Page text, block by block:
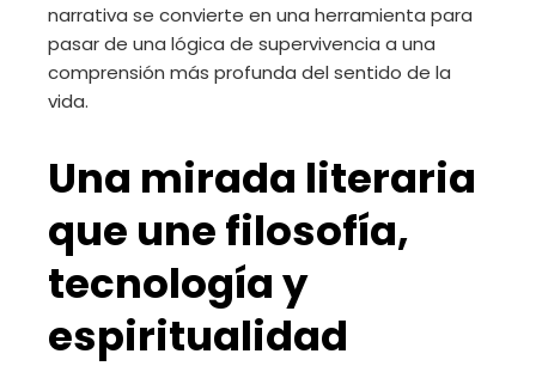
narrativa se convierte en una herramienta para
pasar de una lógica de supervivencia a una
comprensión más profunda del sentido de la
vida.
Una mirada literaria
que une filosofía,
tecnología y
espiritualidad